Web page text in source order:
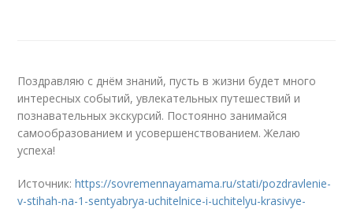
Поздравляю с днём знаний, пусть в жизни будет много
интересных событий, увлекательных путешествий и
познавательных экскурсий. Постоянно занимайся
самообразованием и усовершенствованием. Желаю
успеха!
Источник:https://sovremennayamama.ru/stati/pozdravlenie-
v-stihah-na-1-sentyabrya-uchitelnice-i-uchitelyu-krasivye-